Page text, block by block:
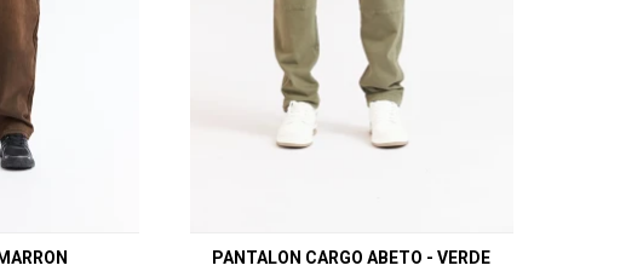
PANTALON CARGO ABETO - VERDE